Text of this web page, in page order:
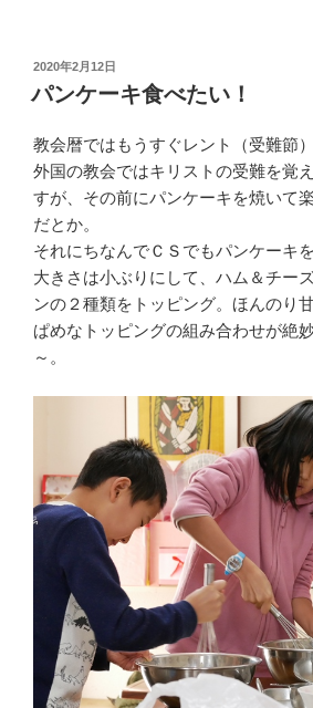
投
日:
2020年2月12日
パンケーキ食べたい！
教会暦ではもうすぐレント（受難節
外国の教会ではキリストの受難を覚
すが、その前にパンケーキを焼いて
だとか。
それにちなんでＣＳでもパンケーキ
大きさは小ぶりにして、ハム＆チー
ンの２種類をトッピング。ほんのり
ぱめなトッピングの組み合わせが絶
～。